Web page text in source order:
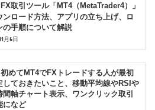
FX取引ツール「MT4（MetaTrader4）」
ンロード方法、アプリの立ち上げ、ロ
の手順について解説
月6日
初めてMT4でFXトレードする人が最初
しておきたいこと、移動平均線やRSIや
間軸チャート表示、ワンクリック取引
になど